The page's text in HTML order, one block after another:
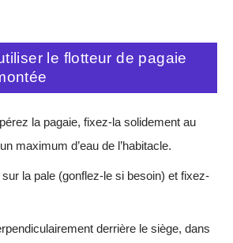
le flotteur de pagaie
la pagaie, fixez-la solidement au
maximum d’eau de l’habitacle.
la pale (gonflez-le si besoin) et fixez-
derrière le siège, dans